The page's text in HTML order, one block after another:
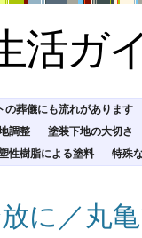
活ガ
の葬儀にも流れがあります
調整
塗装下地の大切さ
性樹脂による塗料 特殊
に／丸